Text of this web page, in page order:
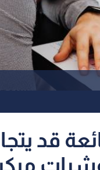
شائعة قد